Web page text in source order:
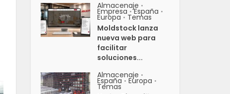
Almacenaje •
Empresa • España •
Europa • Temas
Moldstock lanza
nueva web para
facilitar
soluciones...
Almacenaje •
España • Europa •
Temas